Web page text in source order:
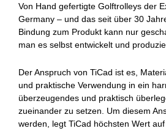
Von Hand gefertigte Golftrolleys der
Germany – und das seit über 30
Bindung zum Produkt kann nur
man es selbst entwickelt und
Der Anspruch von TiCad ist es,
und praktische Verwendung in ein
überzeugendes und praktisch
zueinander zu setzen. Um diesem
werden, legt TiCad höchsten Wert